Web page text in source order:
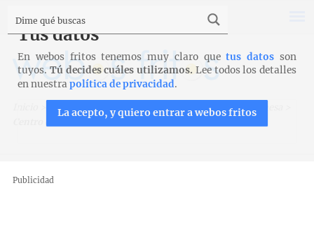
Trucos, técnicas y productos Decoración de la mesa
Centro de mesa de Navidad con verduras
Publicidad
Tus datos
En webos fritos tenemos muy claro quetus datos son
tuyos. Tú decides cuáles utilizamos. Lee todos los detalles
en nuestrapolítica de privacidad.
La acepto, y quiero entrar a webos fritos